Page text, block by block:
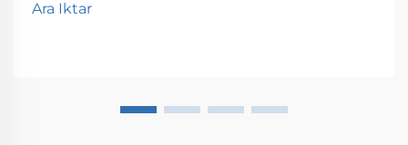
Ara Iktar